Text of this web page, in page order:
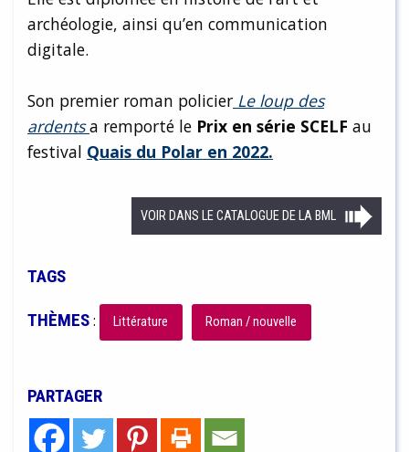
archéologie, ainsi qu’en communication
digitale.
Son premier roman policier Le loup des
ardentsa remporté le Prix en série SCELF au
festival Quais du Polar en 2022.
VOIR DANS LE CATALOGUE DE LA BML
TAGS
THÈMES: Littérature Roman / nouvelle
PARTAGER